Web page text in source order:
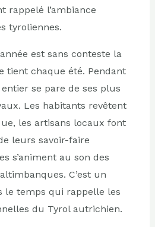
rappelé l’ambiance
tyroliennes.
est sans conteste la
tient chaque été. Pendant
se pare de ses plus
Les habitants revêtent
les artisans locaux font
leurs savoir-faire
s’animent au son des
C’est un
le temps qui rappelle les
du Tyrol autrichien.